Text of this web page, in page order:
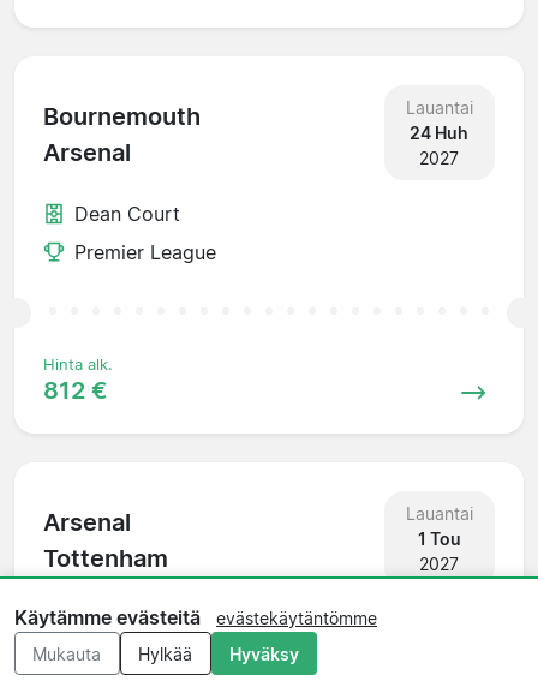
Bournemouth
Arsenal
Lauantai
24 Huh
2027
Dean Court
Premier League
Hinta alk.
812 €
Arsenal
Tottenham
Lauantai
1 Tou
2027
Emirates Stadium
Premier League
Käytämme evästeitä
evästekäytäntömme
Mukauta
Hylkää Hyväksy